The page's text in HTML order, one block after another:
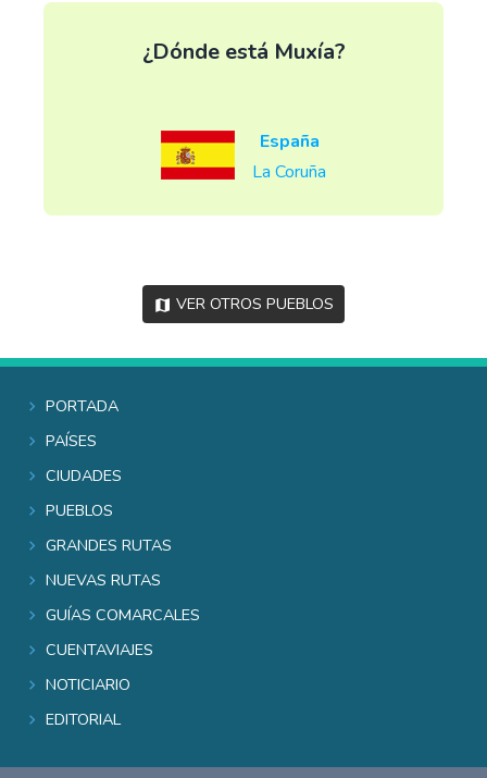
¿Dónde está Muxía?
España
La Coruña
Ver otros pueblos
Portada
Países
Ciudades
Pueblos
Grandes rutas
Nuevas rutas
Guías comarcales
Cuentaviajes
Noticiario
Editorial